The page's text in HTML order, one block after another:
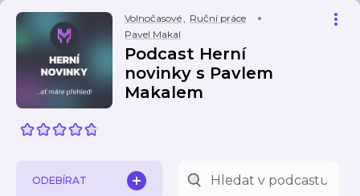
Volnočasové, Ruční práce
Pavel Makal
Podcast Herní
novinky s Pavlem
Makalem
ODEBÍRAT